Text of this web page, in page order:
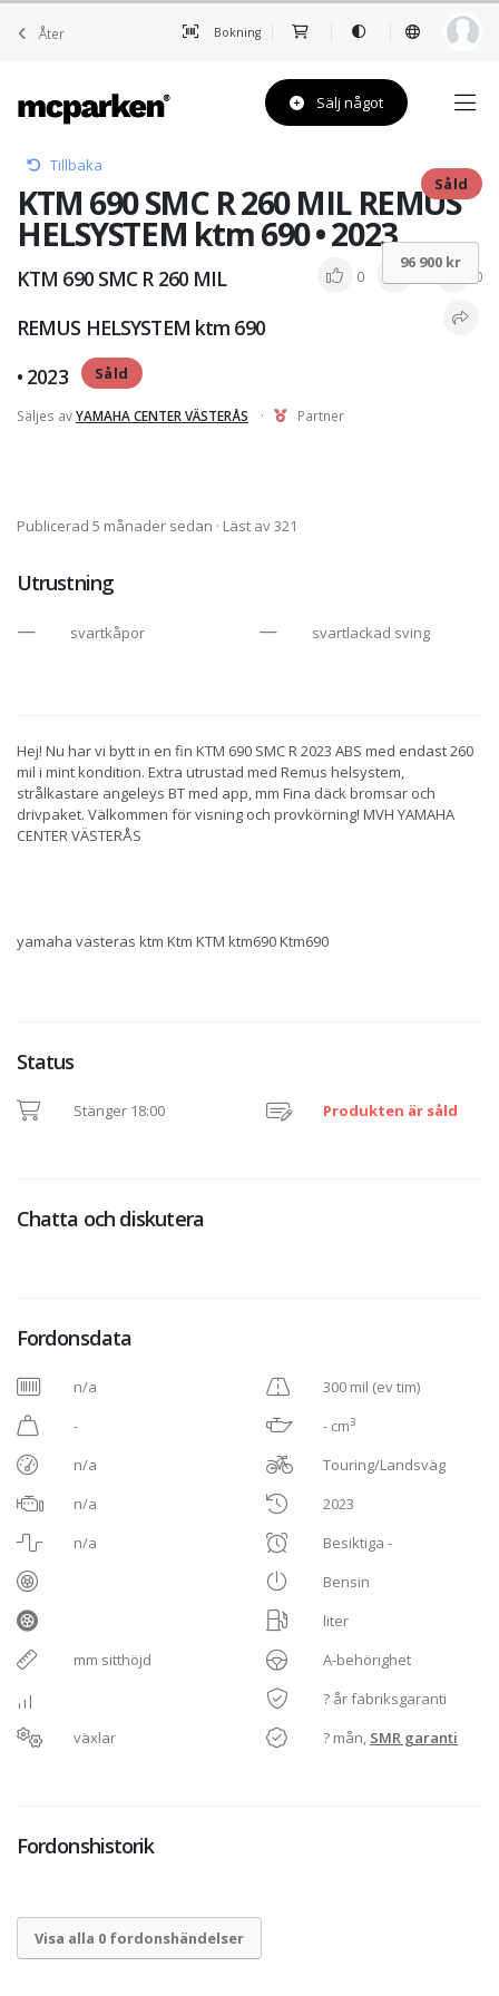
Åter Bokning
Sälj något
Tillbaka
KTM 690 SMC R 260 MIL REMUS
HELSYSTEM ktm 690 • 2023
Såld
KTM 690 SMC R 260 MIL
REMUS HELSYSTEM ktm 690
• 2023
Såld
0 0
Säljes avYAMAHA CENTER VÄSTERÅS · Partner
96 900 kr
Publicerad 5 månader sedan · Läst av 321
Utrustning
svartkåpor svartlackad sving
Hej! Nu har vi bytt in en fin KTM 690 SMC R 2023 ABS med endast 260
mil i mint kondition. Extra utrustad med Remus helsystem,
strålkastare angeleys BT med app, mm Fina däck bromsar och
drivpaket. Välkommen för visning och provkörning! MVH YAMAHA
CENTER VÄSTERÅS
yamaha vasteras ktm Ktm KTM ktm690 Ktm690
Status
Stänger 18:00 Produkten är såld
Chatta och diskutera
Fordonsdata
n/a
-
n/a
n/a
n/a
mm sitthöjd
växlar
300 mil (ev tim)
- cm3
Touring/Landsväg
2023
Besiktiga -
Bensin
liter
A-behörighet
? år fabriksgaranti
? mån, SMR garanti
Fordonshistorik
Visa alla 0 fordonshändelser